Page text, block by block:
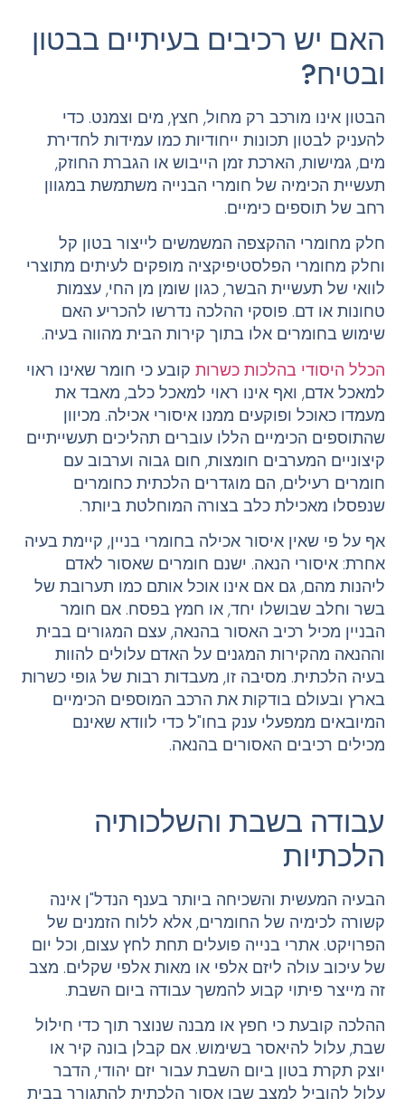
האם יש רכיבים בעיתיים בבטון
ובטיח?
הבטון אינו מורכב רק מחול, חצץ, מים וצמנט. כדי
להעניק לבטון תכונות ייחודיות כמו עמידות לחדירת
מים, גמישות, הארכת זמן הייבוש או הגברת החוזק,
תעשיית הכימיה של חומרי הבנייה משתמשת במגוון
רחב של תוספים כימיים.
חלק מחומרי ההקצפה המשמשים לייצור בטון קל
וחלק מחומרי הפלסטיפיקציה מופקים לעיתים מתוצרי
לוואי של תעשיית הבשר, כגון שומן מן החי, עצמות
טחונות או דם. פוסקי ההלכה נדרשו להכריע האם
שימוש בחומרים אלו בתוך קירות הבית מהווה בעיה.
הכלל היסודי בהלכות כשרותקובע כי חומר שאינו ראוי
למאכל אדם, ואף אינו ראוי למאכל כלב, מאבד את
מעמדו כאוכל ופוקעים ממנו איסורי אכילה. מכיוון
שהתוספים הכימיים הללו עוברים תהליכים תעשייתיים
קיצוניים המערבים חומצות, חום גבוה וערבוב עם
חומרים רעילים, הם מוגדרים הלכתית כחומרים
שנפסלו מאכילת כלב בצורה המוחלטת ביותר.
אף על פי שאין איסור אכילה בחומרי בניין, קיימת בעיה
אחרת: איסורי הנאה. ישנם חומרים שאסור לאדם
ליהנות מהם, גם אם אינו אוכל אותם כמו תערובת של
בשר וחלב שבושלו יחד, או חמץ בפסח. אם חומר
הבניין מכיל רכיב האסור בהנאה, עצם המגורים בבית
וההנאה מהקירות המגנים על האדם עלולים להוות
בעיה הלכתית. מסיבה זו, מעבדות רבות של גופי כשרות
בארץ ובעולם בודקות את הרכב המוספים הכימיים
המיובאים ממפעלי ענק בחו"ל כדי לוודא שאינם
מכילים רכיבים האסורים בהנאה.
עבודה בשבת והשלכותיה
הלכתיות
הבעיה המעשית והשכיחה ביותר בענף הנדל"ן אינה
קשורה לכימיה של החומרים, אלא ללוח הזמנים של
הפרויקט. אתרי בנייה פועלים תחת לחץ עצום, וכל יום
של עיכוב עולה ליזם אלפי או מאות אלפי שקלים. מצב
זה מייצר פיתוי קבוע להמשך עבודה ביום השבת.
ההלכה קובעת כי חפץ או מבנה שנוצר תוך כדי חילול
שבת, עלול להיאסר בשימוש. אם קבלן בונה קיר או
יוצק תקרת בטון ביום השבת עבור יזם יהודי, הדבר
עלול להוביל למצב שבו אסור הלכתית להתגורר בבית